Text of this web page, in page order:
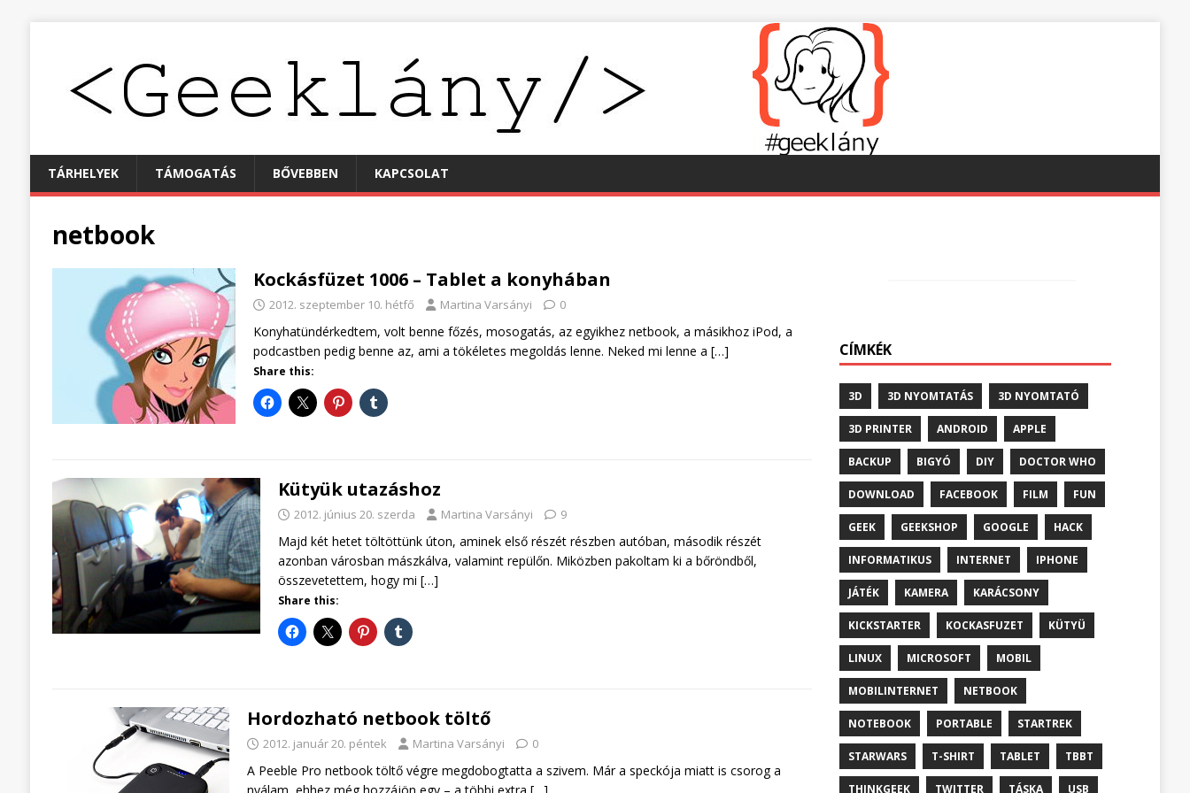
TÁRHELYEK TÁMOGATÁS BŐVEBBEN KAPCSOLAT
netbook
Kockásfüzet 1006 – Tablet a konyhában
2012. szeptember 10. hétfő Martina Varsányi 0
Konyhatündérkedtem, volt benne főzés, mosogatás, az egyikhez netbook, a másikhoz iPod, a
podcastben pedig benne az, ami a tökéletes megoldás lenne. Neked mi lenne a […]
Share this:
Kütyük utazáshoz
2012. június 20. szerda Martina Varsányi 9
Majd két hetet töltöttünk úton, aminek első részét részben autóban, második részét
azonban városban mászkálva, valamint repülőn. Miközben pakoltam ki a bőröndből,
összevetettem, hogy mi […]
Share this:
Hordozható netbook töltő
2012. január 20. péntek Martina Varsányi 0
A Peeble Pro netbook töltő végre megdobogtatta a szivem. Már a speckója miatt is csorog a
CÍMKÉK
3D 3D NYOMTATÁS 3D NYOMTATÓ
3D PRINTER ANDROID APPLE
BACKUP BIGYÓ DIY DOCTOR WHO
DOWNLOAD FACEBOOK FILM FUN
GEEK GEEKSHOP GOOGLE HACK
INFORMATIKUS INTERNET IPHONE
JÁTÉK KAMERA KARÁCSONY
KICKSTARTER KOCKASFUZET KÜTYÜ
LINUX MICROSOFT MOBIL
MOBILINTERNET NETBOOK
NOTEBOOK PORTABLE STARTREK
STARWARS T-SHIRT TABLET TBBT
THINKGEEK TWITTER TÁSKA USB